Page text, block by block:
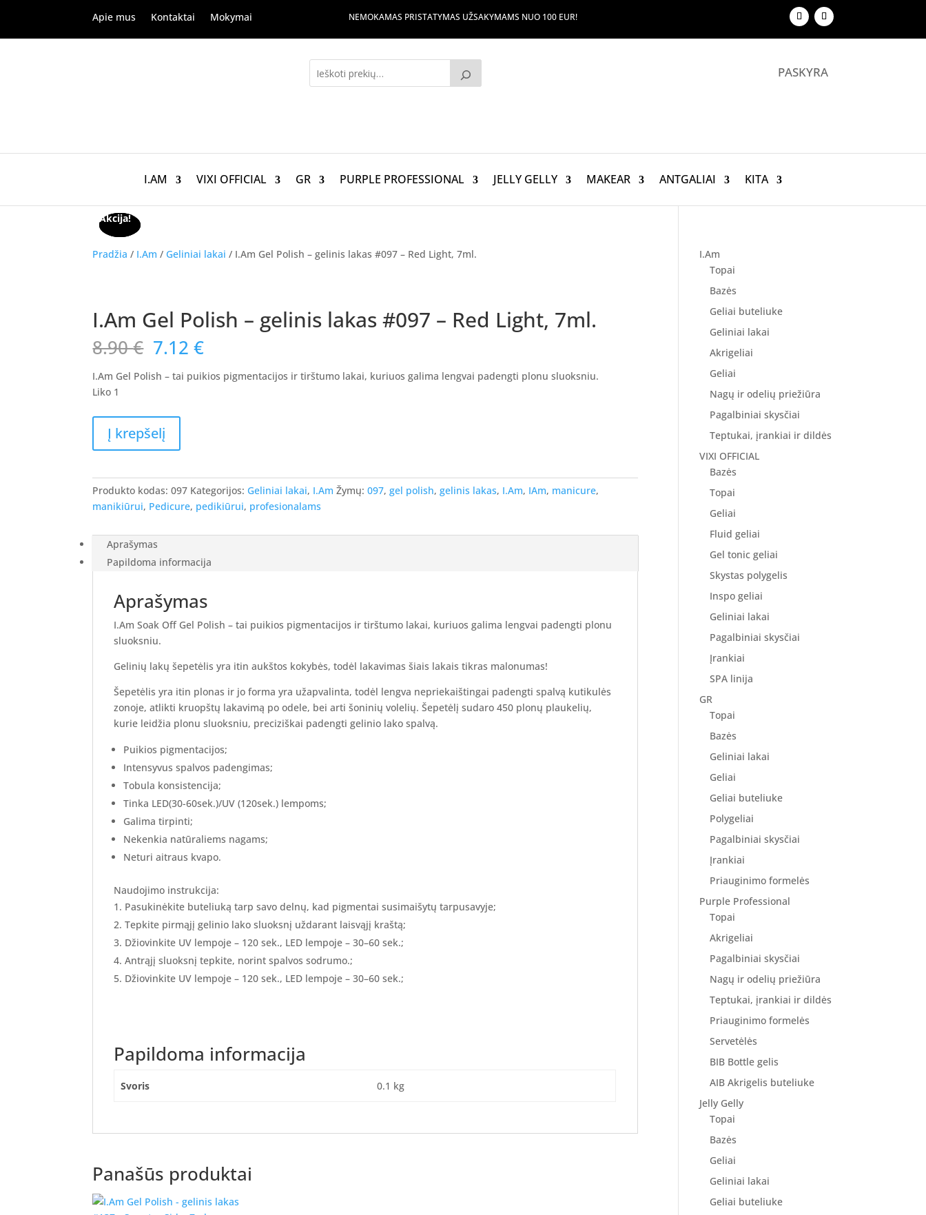
Apie mus Kontaktai Mokymai NEMOKAMAS PRISTATYMAS UŽSAKYMAMS NUO 100 EUR!
PASKYRA
I.AM VIXI OFFICIAL GR PURPLE PROFESSIONAL JELLY GELLY MAKEAR ANTGALIAI KITA
Pradžia / I.Am / Geliniai lakai / I.Am Gel Polish – gelinis lakas #097 – Red Light, 7ml.
I.Am Gel Polish – gelinis lakas #097 – Red Light, 7ml.
8.90€ Original
price
was:
7.12€Current
is:
I.Am Gel Polish – tai puikios pigmentacijos ir tirštumo lakai, kuriuos galima lengvai padengti plonu sluoksniu.
Liko 1
kiekis:
Polish
-
lakas
#097
Light,
Į krepšelį
Produkto kodas:097 Kategorijos: Geliniai lakai, I.Am Žymų:097,gel polish,gelinis lakas, I.Am, IAm, manicure,
manikiūrui, Pedicure, pedikiūrui, profesionalams
Aprašymas
Papildoma informacija
Aprašymas
I.Am Soak Off Gel Polish – tai puikios pigmentacijos ir tirštumo lakai, kuriuos galima lengvai padengti plonu
sluoksniu.
Gelinių lakų šepetėlis yra itin aukštos kokybės, todėl lakavimas šiais lakais tikras malonumas!
Šepetėlis yra itin plonas ir jo forma yra užapvalinta, todėl lengva nepriekaištingai padengti spalvą kutikulės
zonoje, atlikti kruopštų lakavimą po odele, bei arti šoninių volelių. Šepetėlį sudaro 450 plonų plaukelių,
kurie leidžia plonu sluoksniu, preciziškai padengti gelinio lako spalvą.
Puikios pigmentacijos;
Intensyvus spalvos padengimas;
Tobula konsistencija;
Tinka LED(30-60sek.)/UV (120sek.) lempoms;
Galima tirpinti;
Nekenkia natūraliems nagams;
Neturi aitraus kvapo.
Naudojimo instrukcija:
Pasukinėkite buteliuką tarp savo delnų, kad pigmentai susimaišytų tarpusavyje;
Tepkite pirmąjį gelinio lako sluoksnį uždarant laisvąjį kraštą;
Džiovinkite UV lempoje – 120 sek., LED lempoje – 30–60 sek.;
Antrąjį sluoksnį tepkite, norint spalvos sodrumo.;
Džiovinkite UV lempoje – 120 sek., LED lempoje – 30–60 sek.;
Papildoma informacija
Svoris 0.1 kg
Panašūs produktai
Akcija!
Akcija!
Akcija!
I.Am
Topai
Bazės
Geliai buteliuke
Geliniai lakai
Akrigeliai
Geliai
Nagų ir odelių priežiūra
Pagalbiniai skysčiai
Teptukai, įrankiai ir dildės
VIXI OFFICIAL
Bazės
Topai
Geliai
Fluid geliai
Gel tonic geliai
Skystas polygelis
Inspo geliai
Geliniai lakai
Pagalbiniai skysčiai
Įrankiai
SPA linija
GR
Topai
Bazės
Geliniai lakai
Geliai
Geliai buteliuke
Polygeliai
Pagalbiniai skysčiai
Įrankiai
Priauginimo formelės
Purple Professional
Topai
Akrigeliai
Pagalbiniai skysčiai
Nagų ir odelių priežiūra
Teptukai, įrankiai ir dildės
Priauginimo formelės
Servetėlės
BIB Bottle gelis
AIB Akrigelis buteliuke
Jelly Gelly
Topai
Bazės
Geliai
Geliniai lakai
Geliai buteliuke